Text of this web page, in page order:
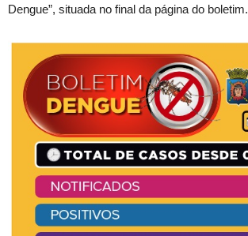
Dengue”, situada no final da página do boletim.